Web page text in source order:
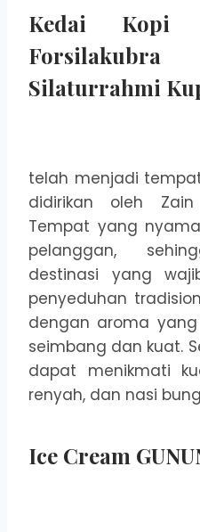
Kedai
Silaturrahmi
telah menjadi
didirikan oleh
Tempat yang
pelanggan,
destinasi yang
penyeduhan
dengan aroma
seimbang dan kuat.
dapat menikmati
renyah, dan nasi
Ice Cream